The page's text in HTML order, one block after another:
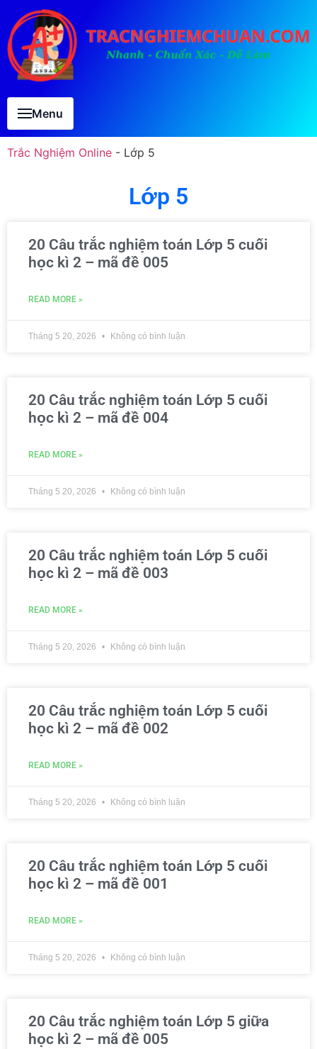
Menu
Trắc Nghiệm Online - Lớp 5
Lớp 5
20 Câu trắc nghiệm toán Lớp 5 cuối
học kì 2 – mã đề 005
READ MORE »
Tháng 5 20, 2026 Không có bình luận
20 Câu trắc nghiệm toán Lớp 5 cuối
học kì 2 – mã đề 004
READ MORE »
Tháng 5 20, 2026 Không có bình luận
20 Câu trắc nghiệm toán Lớp 5 cuối
học kì 2 – mã đề 003
READ MORE »
Tháng 5 20, 2026 Không có bình luận
20 Câu trắc nghiệm toán Lớp 5 cuối
học kì 2 – mã đề 002
READ MORE »
Tháng 5 20, 2026 Không có bình luận
20 Câu trắc nghiệm toán Lớp 5 cuối
học kì 2 – mã đề 001
READ MORE »
Tháng 5 20, 2026 Không có bình luận
20 Câu trắc nghiệm toán Lớp 5 giữa
học kì 2 – mã đề 005